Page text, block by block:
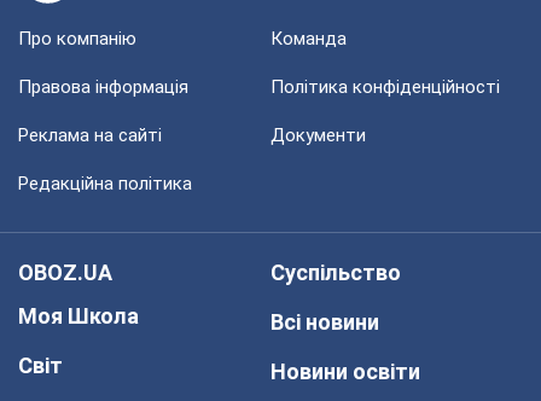
Про компанію Команда
Правова інформація Політика конфіденційності
Реклама на сайті Документи
Редакційна політика
OBOZ.UA
Моя Школа
Світ
Суспільство
Всі новини
Новини освіти